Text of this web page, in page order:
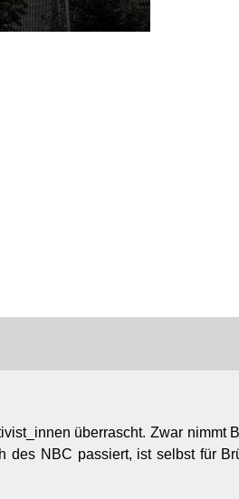
überrascht. Zwar nimmt
des NBC passiert, ist selbst für